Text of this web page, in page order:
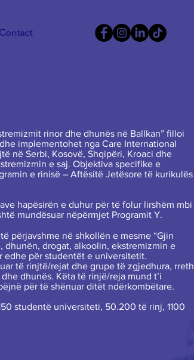
Contact
rinor dhe dhunës në Ballkan” filloi
implementohet nga Care International
në Serbi, Kosovë, Shqipëri, Kroaci dhe
e saj. Objektiva specifike e
e rinisë – Aftësitë Jetësore të kurikulës
hapësirën e duhur për të folur lirshëm mbi
mundësuar nëpërmjet Programit Y.
përjavshme në shkollën e mesme “Gjin
dhunën, drogat, alkoolin, ekstremizmin e
edhe për studentët e universitetit.
të rinjtë/rejat dhe grupe të zgjedhura, rreth
dhunës. Këta të rinjë/reja mund t’i
për të shënuar ditët ndërkombëtare.
studentë universiteti, 50.200 të rinj, 1100